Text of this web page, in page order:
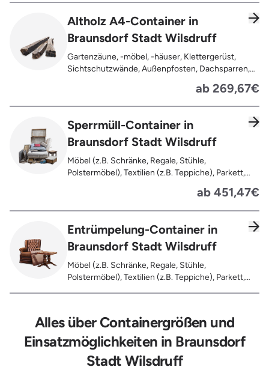
Holz (z.B. Paletten, Bauholz),
Holzweichfaserplatten, Holzkisten,
Altholz A4-Container in
Braunsdorf Stadt Wilsdruff
Gartenzäune, -möbel, -häuser, Klettergerüst,
Sichtschutzwände, Außenpfosten, Dachsparren,
behandeltes Holz (=schadstoffbelastet),
Verfaultes oder verbranntes Holz, Fensterrahmen,
Bahnschwellen, Pflanzfähle, Jägerzaun
ab 269,67€
Sperrmüll-Container in
Braunsdorf Stadt Wilsdruff
Möbel (z.B. Schränke, Regale, Stühle,
Polstermöbel), Textilien (z.B. Teppiche), Parkett,
Glas), Fahrräder, Matratzen, Spielzeug, Bücher,
Laminat
ab 451,47€
Entrümpelung-Container in
Braunsdorf Stadt Wilsdruff
Möbel (z.B. Schränke, Regale, Stühle,
Polstermöbel), Textilien (z.B. Teppiche), Parkett,
Fässer, Eimer, Sonstiger Hausstand
Alles über Containergrößen und
Einsatzmöglichkeiten in Braunsdorf
Stadt Wilsdruff